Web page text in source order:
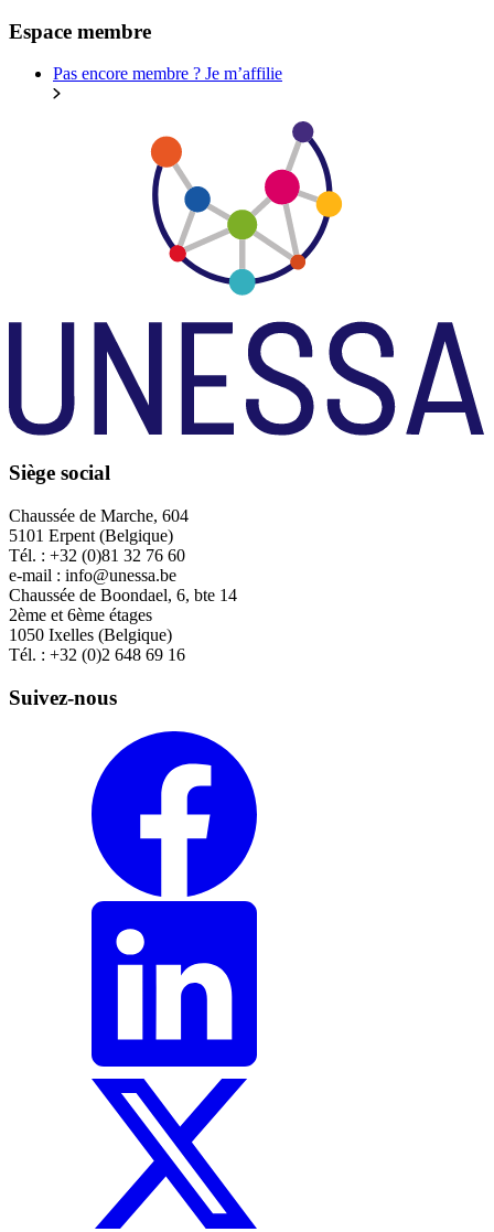
Espace membre
Pas encore membre ? Je m’affilie
Siège social
Chaussée de Marche, 604
5101 Erpent (Belgique)
Tél. : +32 (0)81 32 76 60
e-mail : info@unessa.be
Chaussée de Boondael, 6, bte 14
2ème et 6ème étages
1050 Ixelles (Belgique)
Tél. : +32 (0)2 648 69 16
Suivez-nous